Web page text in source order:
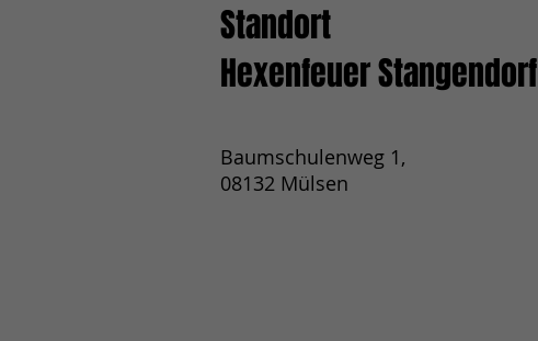
Standort
Hexenfeuer Stangendorf
Baumschulenweg 1,
08132 Mülsen